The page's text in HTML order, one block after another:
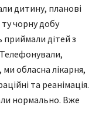
дитину, планові
чорну добу
дітей з
обласна лікарня,
та реанімація.
нормально. Вже